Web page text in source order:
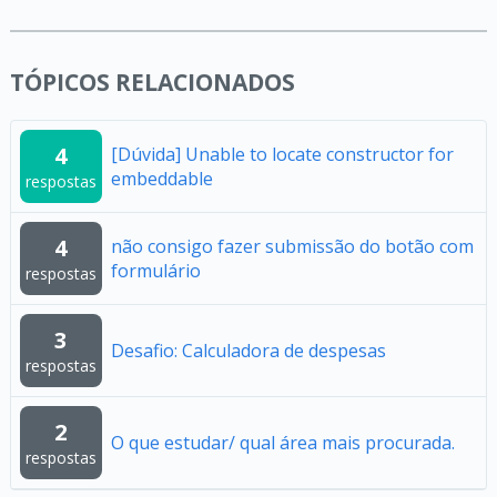
TÓPICOS RELACIONADOS
4
respostas
[Dúvida] Unable to locate constructor for
embeddable
4
respostas
não consigo fazer submissão do botão com
formulário
3
respostas
Desafio: Calculadora de despesas
2
respostas
O que estudar/ qual área mais procurada.